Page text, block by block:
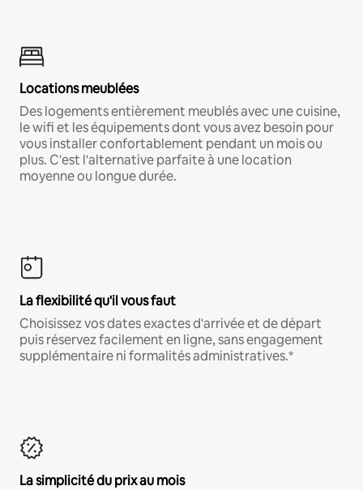
Locations meublées
Des logements entièrement meublés avec une cuisine,
le wifi et les équipements dont vous avez besoin pour
vous installer confortablement pendant un mois ou
plus. C'est l'alternative parfaite à une location
moyenne ou longue durée.
La flexibilité qu'il vous faut
Choisissez vos dates exactes d'arrivée et de départ
puis réservez facilement en ligne, sans engagement
supplémentaire ni formalités administratives.*
La simplicité du prix au mois